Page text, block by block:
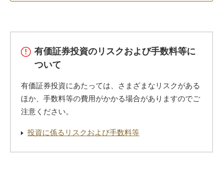
有価証券投資のリスクおよび手数料等に
ついて
有価証券投資にあたっては、さまざまなリスクがある
ほか、手数料等の費用がかかる場合がありますのでご
注意ください。
投資に係るリスクおよび手数料等